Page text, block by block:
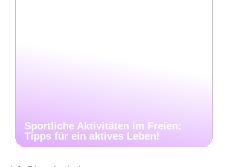
Sportliche Aktivitäten im Freien:
Tipps für ein aktives Leben!